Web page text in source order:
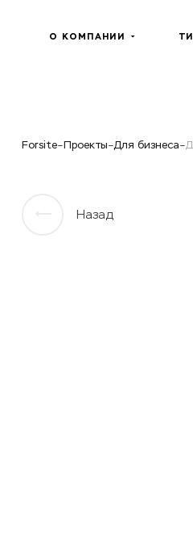
О КОМПАНИИ
Forsite Проекты Для бизнеса
Назад